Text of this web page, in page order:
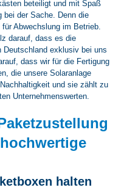
beteiligt und mit Spaß
bei der Sache. Denn die
Abwechslung im Betrieb.
darauf, dass es die
Deutschland exklusiv bei uns
dass wir für die Fertigung
die unsere Solaranlage
und sie zählt zu
Unternehmenswerten.
halten